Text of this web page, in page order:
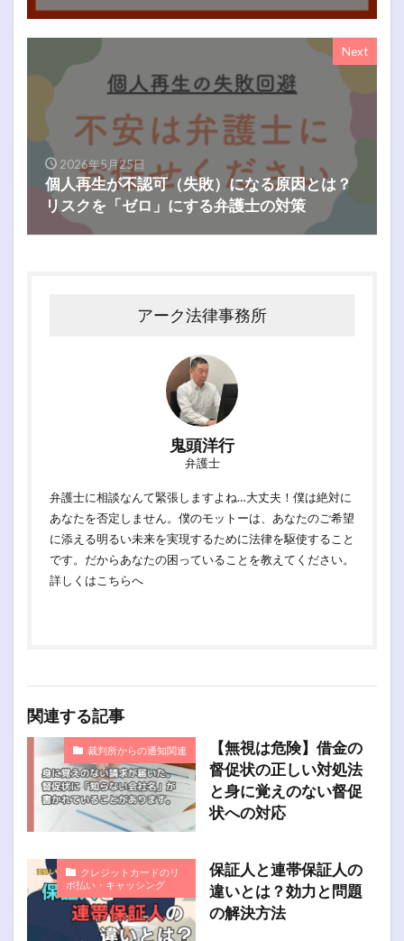
Next
2026年5月25日
個人再生が不認可（失敗）になる原因とは？
リスクを「ゼロ」にする弁護士の対策
アーク法律事務所
鬼頭洋行
弁護士
弁護士に相談なんて緊張しますよね…大丈夫！僕は絶対に
あなたを否定しません。僕のモットーは、あなたのご希望
に添える明るい未来を実現するために法律を駆使すること
です。だからあなたの困っていることを教えてください。
詳しくは こちらへ
関連する記事
裁判所からの通知関連
【無視は危険】借金の
督促状の正しい対処法
と身に覚えのない督促
状への対応
クレジットカードのリ
ボ払い・キャッシング
保証人と連帯保証人の
違いとは？効力と問題
の解決方法